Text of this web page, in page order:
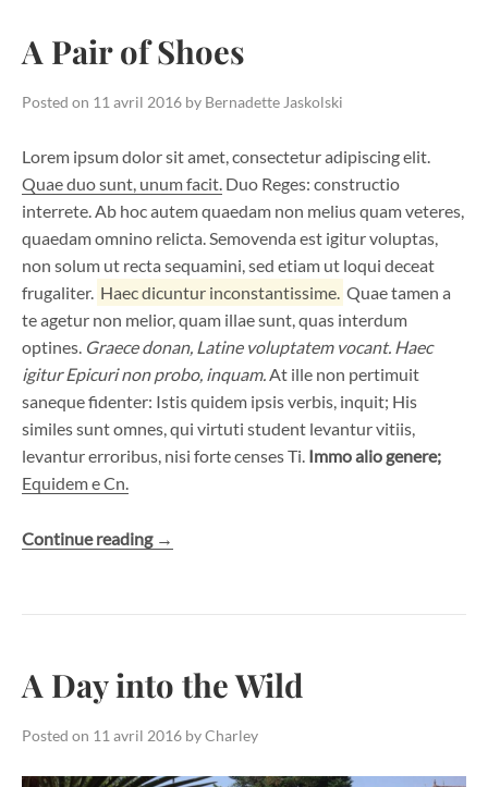
A Pair of Shoes
Posted on 11 avril 2016 by Bernadette Jaskolski
Lorem ipsum dolor sit amet, consectetur adipiscing elit.
Quae duo sunt, unum facit. Duo Reges: constructio
interrete. Ab hoc autem quaedam non melius quam veteres,
quaedam omnino relicta. Semovenda est igitur voluptas,
non solum ut recta sequamini, sed etiam ut loqui deceat
frugaliter. Haec dicuntur inconstantissime. Quae tamen a
te agetur non melior, quam illae sunt, quas interdum
optines. Graece donan, Latine voluptatem vocant. Haec
igitur Epicuri non probo, inquam.At ille non pertimuit
saneque fidenter: Istis quidem ipsis verbis, inquit; His
similes sunt omnes, qui virtuti student levantur vitiis,
levantur erroribus, nisi forte censes Ti. Immo alio genere;
Equidem e Cn.
Continue reading « A
Shoes »
→
A Day into the Wild
Posted on 11 avril 2016 byCharley